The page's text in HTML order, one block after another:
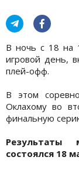
В ночь с 18 на
игровой день,
плей-офф.
В этом
Оклахому во
финальную
состоялся 18